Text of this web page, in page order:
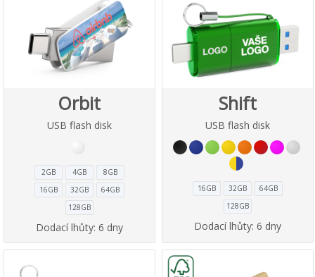
Orbit
USB flash disk
2GB 4GB
8GB
16GB
32GB
64GB
128GB
Dodací lhůty: 6 dny
Shift
USB flash disk
16GB 32GB
64GB
128GB
Dodací lhůty: 6 dny